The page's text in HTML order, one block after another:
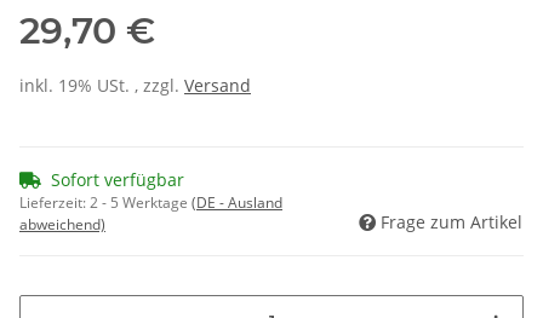
29,70 €
inkl. 19% USt. , zzgl. Versand
Sofort verfügbar
Lieferzeit:2 - 5 Werktage (DE - Ausland
abweichend)
Frage zum Artikel